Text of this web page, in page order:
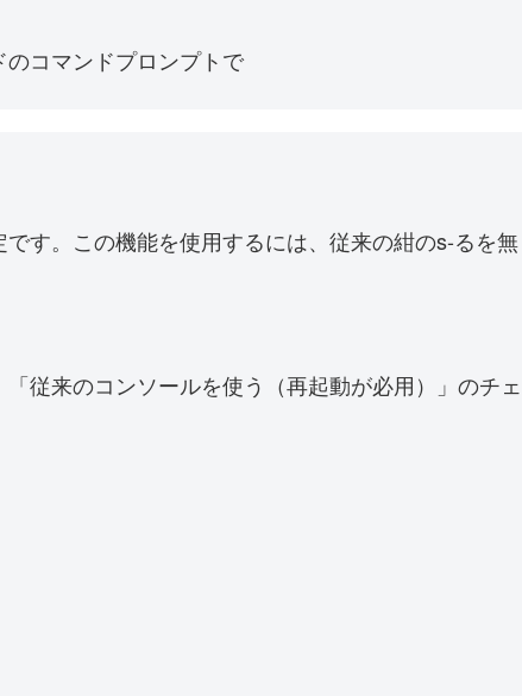
コマンドプロンプトで
す。この機能を使用するには、従来の紺のs-るを無
従来のコンソールを使う（再起動が必用）」のチェ